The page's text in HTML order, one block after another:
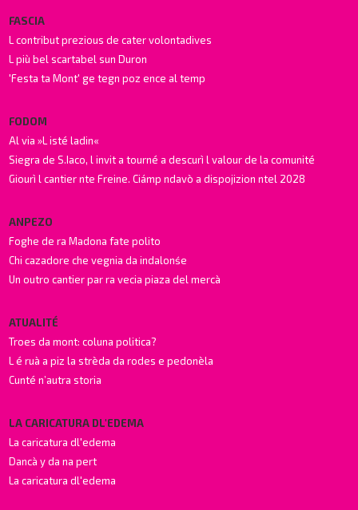
FASCIA
L contribut prezious de cater volontadives
L più bel scartabel sun Duron
'Festa ta Mont' ge tegn poz ence al temp
FODOM
Al via »L isté ladin«
Siegra de S.Iaco, l invit a tourné a descurì l valour de la comunité
Giourì l cantier nte Freine. Ciámp ndavò a dispojizion ntel 2028
ANPEZO
Foghe de ra Madona fate polito
Chi cazadore che vegnia da indalonśe
Un outro cantier par ra vecia piaza del mercà
ATUALITÉ
Troes da mont: coluna politica?
L é ruà a piz la strèda da rodes e pedonèla
Cunté n’autra storia
LA CARICATURA DL'EDEMA
La caricatura dl'edema
Dancà y da na pert
La caricatura dl'edema